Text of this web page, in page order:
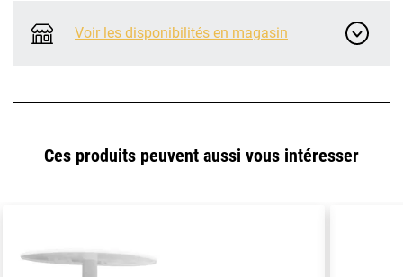
Voir les disponibilités en magasin
Ces produits peuvent aussi vous intéresser